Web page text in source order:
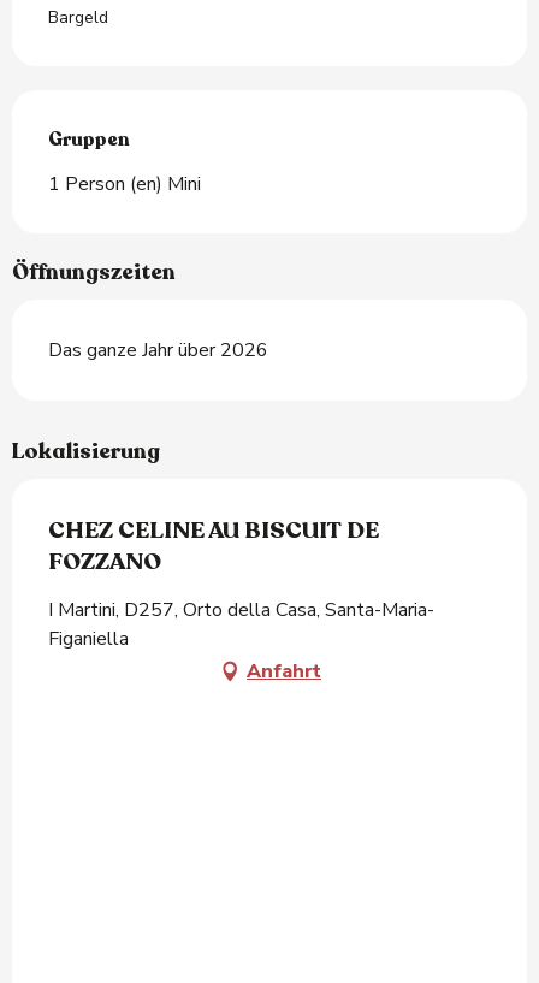
Bargeld
Gruppen
Gruppen
1 Person (en) Mini
Öffnungszeiten
Das ganze Jahr über 2026
Lokalisierung
CHEZ CELINE AU BISCUIT DE
FOZZANO
I Martini, D257, Orto della Casa, Santa-Maria-
Figaniella
Anfahrt